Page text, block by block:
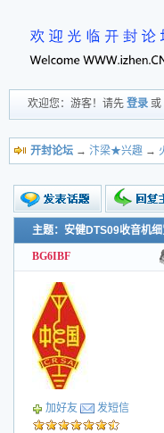
欢迎您：游客！请先 登录 或
开封论坛 → 汴梁★兴趣 →
新的主题
投票帖
交易帖
小字报
主题：安健DTS09收音机
BG6IBF
加好友 发短信